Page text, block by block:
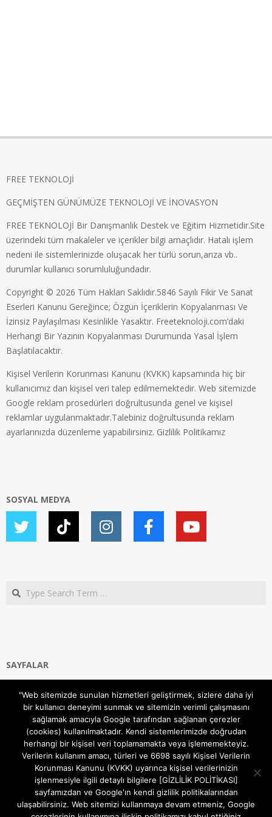
FREE TEKNOLOJİ
GEÇMİŞTEN GÜNÜMÜZE TEKNOLOJİ VE İNOVASYON
FREE TEKNOLOJİ Bir Danışmanlık Destek ve Eğitim Hizmetidir.Site
üzerindeki tüm makaleler ve içerikler bilgi amaçlıdır. Hatalı işlem
nedeni ile sistemlerinizde oluşacak her türlü sorun,arıza vb..
durumlar kullanıcı sorumluluğundadır.
Copyright © 2026 Tüm Hakları Saklıdır.5846 Sayılı Fikir Ve Sanat
Eserleri Kanunu Gereğince; Özgün İçeriklerin Kopyalanması Ve
İzinsiz Paylaşılması Kesinlikle Yasaktır. Freeteknoloji.com’daki
Herhangi Bir Yazının Kopyalanması Durumunda Yasal İşlem
Başlatılacaktır.
Kişisel Verilerin Korunması Kanunu (KVKK) kapsamında hiç bir
kullanıcımız dan kişisel veri talep edilmemektedir. Web sitemizde
Google reklam prosedürleri doğrultusunda genel ve kişisel
reklamlar uygulanmaktadır.Talebiniz doğrultusunda reklam
ayarlarınızda düzenleme yapabilirsiniz. Gizlilik Politikamız
SOSYAL MEDYA
Search
SAYFALAR
Gizlilik ve Çerezler (Cookies) Politikası
Hakkımızda
İletişim Kanalları
MODEM KURULUM
TEKNİK DESTEK
TELEVİZYON SİSTEMLERİ
"Web sitemizde sunulan hizmetleri geliştirmek, sizlere daha iyi
bir kullanıcı deneyimi sunmak ve sitemizin verimli çalışmasını
sağlamak amacıyla Google tarafından sağlanan çerezler
(cookies) kullanılmaktadır. Kendi sistemlerimizde doğrudan
herhangi bir kişisel veri toplamamakta veya işlememekteyiz.
Verilerin kullanım amacı, türleri ve 6698 sayılı Kişisel Verilerin
Korunması Kanunu (KVKK) uyarınca kişisel verilerinizin
işlenmesiyle ilgili detaylı bilgilere [GİZLİLİK POLİTİKASI]
sayfamızdan ve Google'ın kendi gizlilik politikalarından
ulaşabilirsiniz. Web sitemizi kullanmaya devam etmeniz, Google